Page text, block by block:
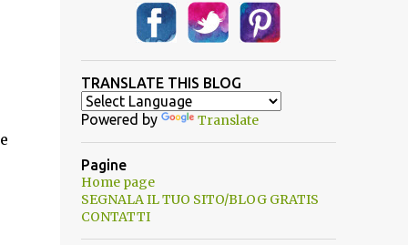
TRANSLATE THIS BLOG
Powered by Translate
Pagine
Home page
SEGNALA IL TUO SITO/BLOG GRATIS
CONTATTI